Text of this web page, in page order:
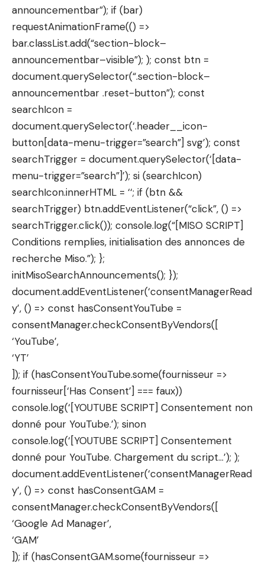
announcementbar”); if (bar)
requestAnimationFrame(() =>
bar.classList.add(“section-block–
announcementbar–visible”); ); const btn =
document.querySelector(“.section-block–
announcementbar .reset-button”); const
searchIcon =
document.querySelector(‘.header__icon-
button[data-menu-trigger=”search”] svg’); const
searchTrigger = document.querySelector(‘[data-
menu-trigger=”search”]’); si (searchIcon)
searchIcon.innerHTML = ‘‘; if (btn &&
searchTrigger) btn.addEventListener(“click”, () =>
searchTrigger.click()); console.log(“[MISO SCRIPT]
Conditions remplies, initialisation des annonces de
recherche Miso.”); };
initMisoSearchAnnouncements(); });
document.addEventListener(‘consentManagerRead
y’, () => const hasConsentYouTube =
consentManager.checkConsentByVendors([
‘YouTube’,
‘YT’
]); if (hasConsentYouTube.some(fournisseur =>
fournisseur[‘Has Consent’] === faux))
console.log(‘[YOUTUBE SCRIPT] Consentement non
donné pour YouTube.’); sinon
console.log(‘[YOUTUBE SCRIPT] Consentement
donné pour YouTube. Chargement du script…’); );
document.addEventListener(‘consentManagerRead
y’, () => const hasConsentGAM =
consentManager.checkConsentByVendors([
‘Google Ad Manager’,
‘GAM’
]); if (hasConsentGAM.some(fournisseur =>